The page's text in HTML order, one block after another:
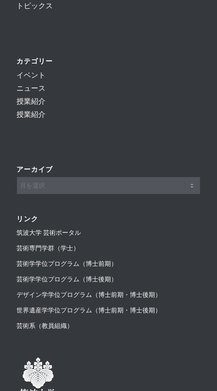
トピックス
カテゴリー
イベント
ニュース
授業紹介
授業紹介
アーカイブ
リンク
筑波大学 芸術ポータル
芸術専門学群（学士）
芸術学学位プログラム（博士前期）
芸術学学位プログラム（博士後期）
デザイン学学位プログラム（博士前期・博士後期）
世界遺産学学位プログラム（博士前期・博士後期）
芸術系（教員組織）